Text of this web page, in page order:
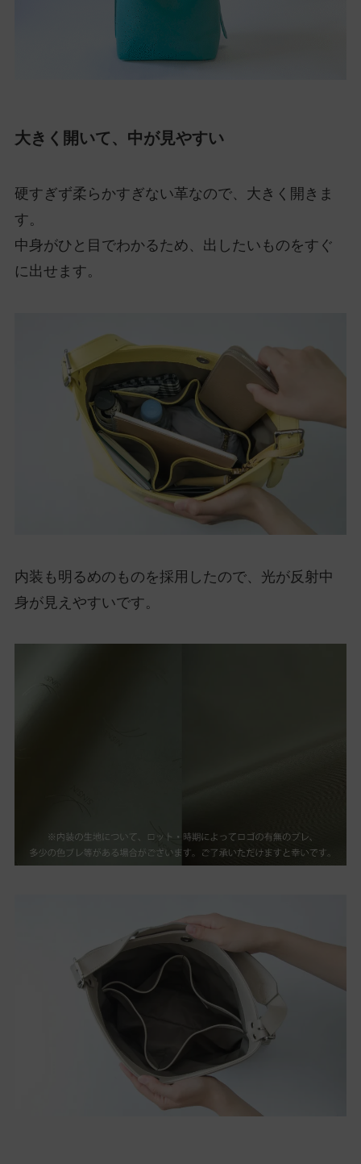
大きく開いて、中が見やすい
硬すぎず柔らかすぎない革なので、大きく開きま
す。
中身がひと目でわかるため、出したいものをすぐ
に出せます。
内装も明るめのものを採用したので、光が反射中
身が見えやすいです。